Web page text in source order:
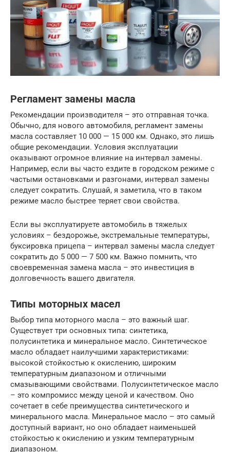
Регламент замены масла
Рекомендации производителя – это отправная точка.
Обычно, для нового автомобиля, регламент замены
масла составляет 10 000 — 15 000 км. Однако, это лишь
общие рекомендации. Условия эксплуатации
оказывают огромное влияние на интервал замены.
Например, если вы часто ездите в городском режиме с
частыми остановками и разгонами, интервал замены
следует сократить. Слушай, я заметила, что в таком
режиме масло быстрее теряет свои свойства.
Если вы эксплуатируете автомобиль в тяжелых
условиях – бездорожье, экстремальные температуры,
буксировка прицепа – интервал замены масла следует
сократить до 5 000 — 7 500 км. Важно помнить, что
своевременная замена масла – это инвестиция в
долговечность вашего двигателя.
Типы моторных масел
Выбор типа моторного масла – это важный шаг.
Существует три основных типа: синтетика,
полусинтетика и минеральное масло. Синтетическое
масло обладает наилучшими характеристиками:
высокой стойкостью к окислению, широким
температурным диапазоном и отличными
смазывающими свойствами. Полусинтетическое масло
– это компромисс между ценой и качеством. Оно
сочетает в себе преимущества синтетического и
минерального масла. Минеральное масло – это самый
доступный вариант, но оно обладает наименьшей
стойкостью к окислению и узким температурным
диапазоном.